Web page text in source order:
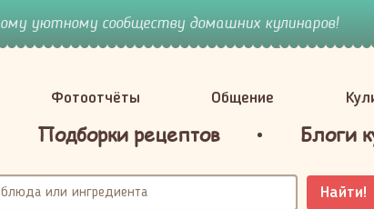
уютному сообществу домашних кулинаров!
Фотоотчёты Общение
Подборки рецептов Блоги
Найти!